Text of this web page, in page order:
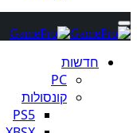
חדשות
PC
קונסולות
PS5